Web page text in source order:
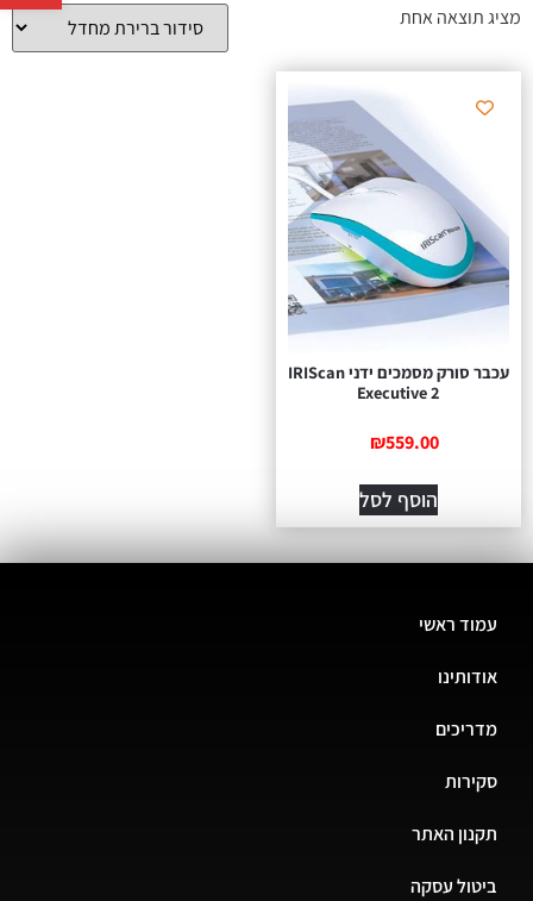
מציג תוצאה אחת
עכבר סורק מסמכים ידני IRIScan
Executive 2
₪559.00
הוסף לסל
עמוד ראשי
אודותינו
מדריכים
סקירות
תקנון האתר
ביטול עסקה